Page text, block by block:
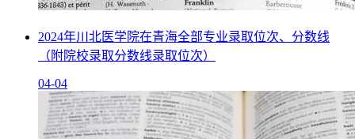
2024年川北医学院在青海全部专业录取位次、分数线
（附院校录取分数线录取位次）
04-04